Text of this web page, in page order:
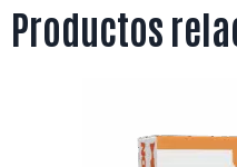
Productos